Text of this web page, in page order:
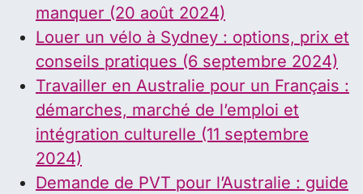
manquer (20 août 2024)
Louer un vélo à Sydney : options, prix et
conseils pratiques (6 septembre 2024)
Travailler en Australie pour un Français :
démarches, marché de l’emploi et
intégration culturelle (11 septembre
2024)
Demande de PVT pour l’Australie : guide